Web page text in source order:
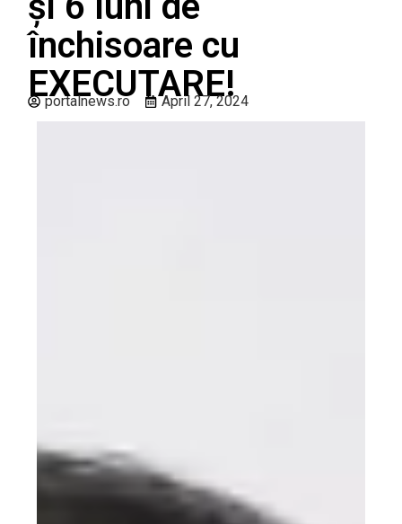
închisoare cu
EXECUTARE!
portalnews.ro April 27, 2024